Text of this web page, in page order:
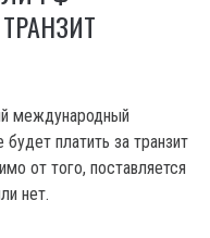
международный
платить за транзит
от того, поставляется
нет.